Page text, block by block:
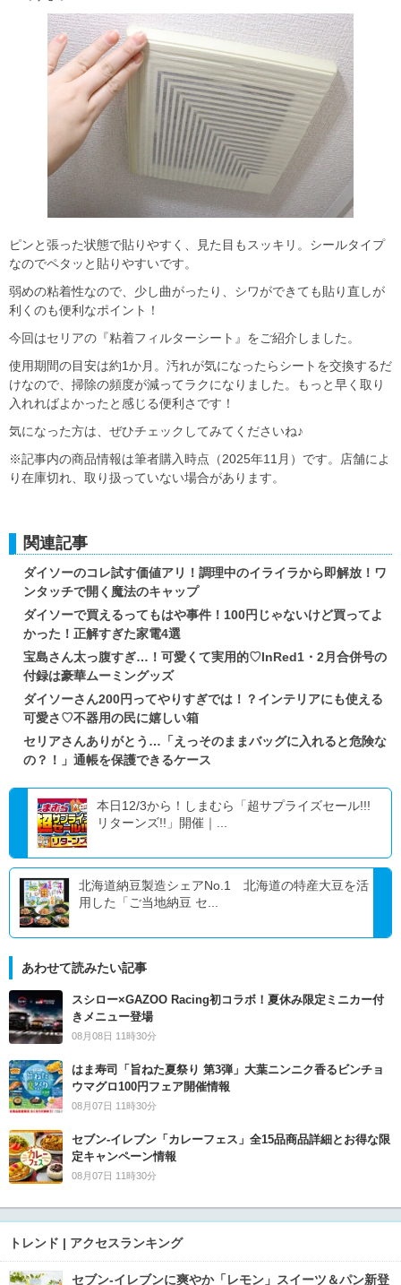
ピンと張った状態で貼りやすく、見た目もスッキリ。シールタイプ
なのでペタッと貼りやすいです。
弱めの粘着性なので、少し曲がったり、シワができても貼り直しが
利くのも便利なポイント！
今回はセリアの『粘着フィルターシート』をご紹介しました。
使用期間の目安は約1か月。汚れが気になったらシートを交換するだ
けなので、掃除の頻度が減ってラクになりました。もっと早く取り
入れればよかったと感じる便利さです！
気になった方は、ぜひチェックしてみてくださいね♪
※記事内の商品情報は筆者購入時点（2025年11月）です。店舗によ
り在庫切れ、取り扱っていない場合があります。
関連記事
ダイソーのコレ試す価値アリ！調理中のイライラから即解放！ワ
ンタッチで開く魔法のキャップ
ダイソーで買えるってもはや事件！100円じゃないけど買ってよ
かった！正解すぎた家電4選
宝島さん太っ腹すぎ…！可愛くて実用的♡InRed1・2月合併号の
付録は豪華ムーミングッズ
ダイソーさん200円ってやりすぎでは！？インテリアにも使える
可愛さ♡不器用の民に嬉しい箱
セリアさんありがとう…「えっそのままバッグに入れると危険な
の？！」通帳を保護できるケース
本日12/3から！しまむら「超サプライズセール!!!
リターンズ!!」開催｜...
北海道納豆製造シェアNo.1 北海道の特産大豆を活
用した「ご当地納豆 セ...
あわせて読みたい記事
スシロー×GAZOO Racing初コラボ！夏休み限定ミニカー付
きメニュー登場
08月08日 11時30分
はま寿司「旨ねた夏祭り 第3弾」大葉ニンニク香るビンチョ
ウマグロ100円フェア開催情報
08月07日 11時30分
セブン‐イレブン「カレーフェス」全15品商品詳細とお得な限
定キャンペーン情報
08月07日 11時30分
トレンド | アクセスランキング
セブン‐イレブンに爽やか「レモン」スイーツ＆パン新登